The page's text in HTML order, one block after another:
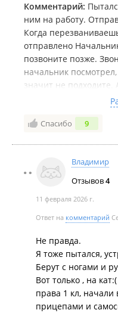
Комментарий:
ним на работу.
Когда
отправлено
позвоните позже.
начальник
значит не
этом, серого
отношения к людям и
вообще странно,
Начальнику
любом случае ).
Спасибо 9
Владимир
Отзывов4
11 февраля 2026 г.
Ответ на комментарий
Не правда.
Я тоже пытался,
Берут с ногами и
Вот только , на
права 1 кл,
прицепами и